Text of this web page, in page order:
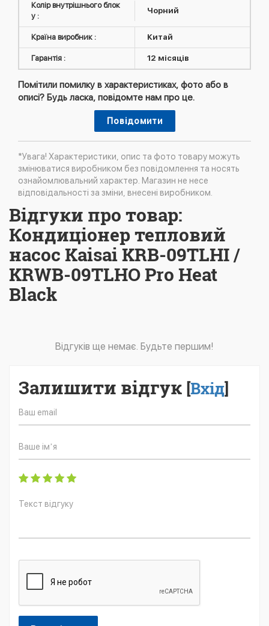
Колір внутрішнього блок
у :
Чорний
Країна виробник : Китай
Гарантія : 12 місяців
Помітили помилку в характеристиках, фото або в
описі? Будь ласка, повідомте нам про це.
Повідомити
*Увага! Характеристики, опис та фото товару можуть
змінюватися виробником без повідомлення та носять
ознайомлювальний характер. Магазин не несе
відповідальності за зміни, внесені виробником.
Відгуки про товар:
Кондиціонер тепловий
насос Kaisai KRB-09TLHI /
KRWB-09TLHO Pro Heat
Black
Відгуків ще немає. Будьте першим!
Залишити відгук [Вхід]